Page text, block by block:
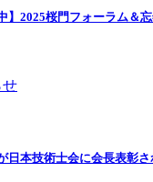
】2025桜門フォーラム＆
せ
日本技術士会に会長表彰さ